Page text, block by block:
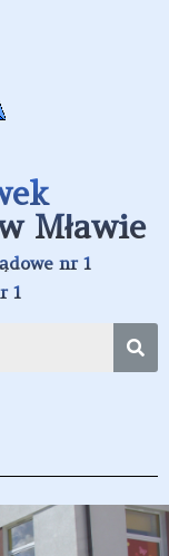
Mławie
nr 1
1